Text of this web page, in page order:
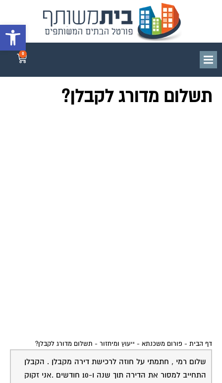
פתח
תשלום מדורג לקבלן?
שלום רמי , חתמתי על חוזה לרכישת דירה מקבלן . הקבלן
התחייב למסור את הדירה תוך שנה ו-10 חודשים .אני זקוק
ל500K ש"ח משכנתא, יש לי זכאות 150K ש"ח ( שלמיטב